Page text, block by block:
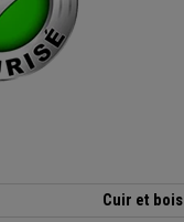
Cuir et bois